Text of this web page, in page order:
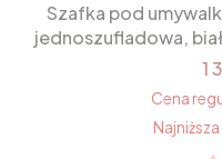
Szafka pod
jednoszufladowa,
1
Cena